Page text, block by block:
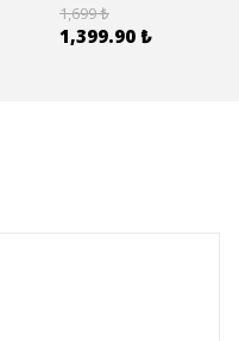
1,699 ₺
1,399.90 ₺